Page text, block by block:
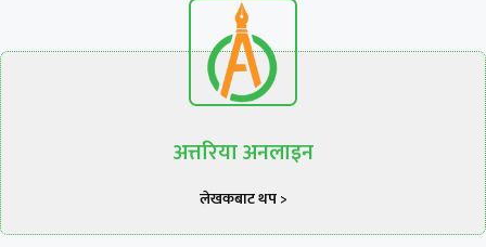
अत्तरिया अनलाइन
लेखकबाट थप >